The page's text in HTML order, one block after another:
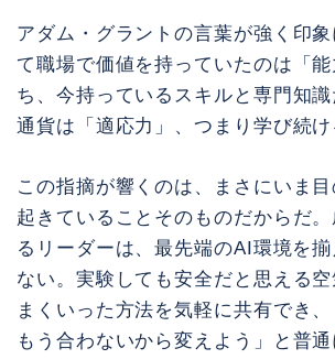
アダム・グラントの言葉が強く印
て職場で価値を持っていたのは「
ち、今持っているスキルと専門知
通貨は「適応力」、つまり学び続け
この指摘が響くのは、まさにいま
起きていることそのものだからだ
るリーダーは、最先端のAI環境を
ない。実験しても安全だと思える
まくいった方法を気軽に共有でき、
もう合わないから変えよう」と普